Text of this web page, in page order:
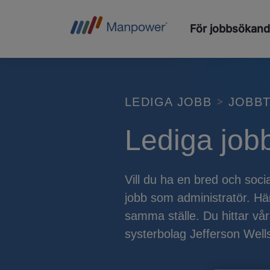
För
LEDIGA JOBB
Lediga
Vill du ha en bred och
jobb som administratör.
samma ställe. Du hittar
systerbolag Jefferson